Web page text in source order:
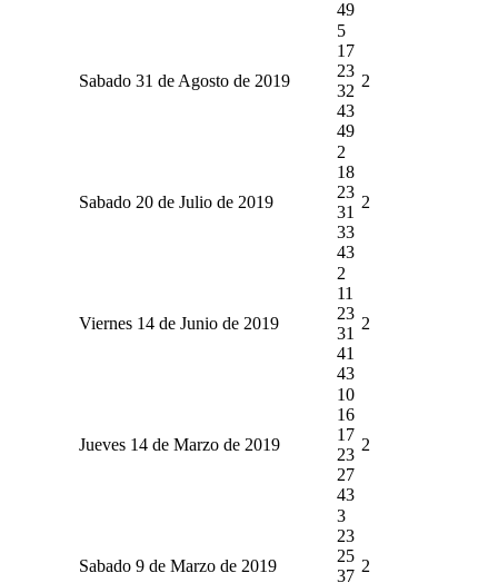
49
Sabado 31 de Agosto de 2019
5
17
23
32
43
49
2
Sabado 20 de Julio de 2019
2
18
23
31
33
43
2
Viernes 14 de Junio de 2019
2
11
23
31
41
43
2
Jueves 14 de Marzo de 2019
10
16
17
23
27
43
2
Sabado 9 de Marzo de 2019
3
23
25
37
2